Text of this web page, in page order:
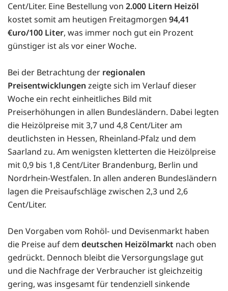
Cent/Liter. Eine Bestellung von 2.000 Litern Heizöl
kostet somit am heutigen Freitagmorgen 94,41
€uro/100 Liter, was immer noch gut ein Prozent
günstiger ist als vor einer Woche.
Bei der Betrachtung der regionalen
Preisentwicklungen zeigte sich im Verlauf dieser
Woche ein recht einheitliches Bild mit
Preiserhöhungen in allen Bundesländern. Dabei legten
die Heizölpreise mit 3,7 und 4,8 Cent/Liter am
deutlichsten in Hessen, Rheinland-Pfalz und dem
Saarland zu. Am wenigsten kletterten die Heizölpreise
mit 0,9 bis 1,8 Cent/Liter Brandenburg, Berlin und
Nordrhein-Westfalen. In allen anderen Bundesländern
lagen die Preisaufschläge zwischen 2,3 und 2,6
Cent/Liter.
Den Vorgaben vom Rohöl- und Devisenmarkt haben
die Preise auf dem deutschen Heizölmarkt nach oben
gedrückt. Dennoch bleibt die Versorgungslage gut
und die Nachfrage der Verbraucher ist gleichzeitig
gering, was insgesamt für tendenziell sinkende